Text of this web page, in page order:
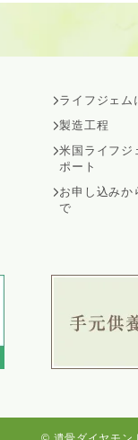
ライフジェム
製造工程
米国ライフジ
ポート
お申し込みか
で